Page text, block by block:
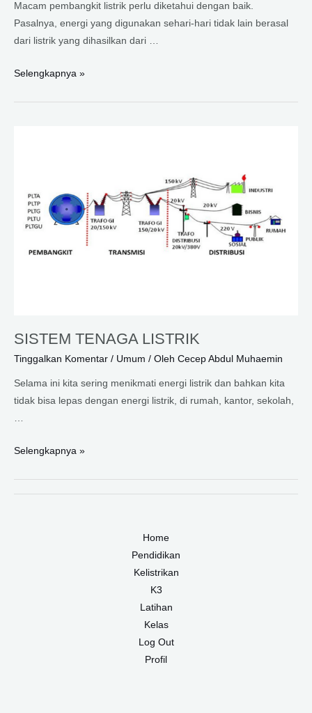
Macam pembangkit listrik perlu diketahui dengan baik.
Pasalnya, energi yang digunakan sehari-hari tidak lain berasal
dari listrik yang dihasilkan dari …
MACAM
Selengkapnya »
SISTEM TENAGA LISTRIK
Tinggalkan Komentar / Umum / Oleh Cecep Abdul Muhaemin
Selama ini kita sering menikmati energi listrik dan bahkan kita
tidak bisa lepas dengan energi listrik, di rumah, kantor, sekolah,
…
SISTEM
Selengkapnya »
Home
Pendidikan
Kelistrikan
K3
Latihan
Kelas
Log Out
Profil